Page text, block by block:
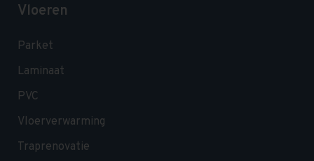
Vloeren
Parket
Laminaat
PVC
Vloerverwarming
Traprenovatie